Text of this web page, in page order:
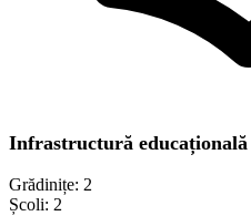
Infrastructură educațională
Grădinițe: 2
Școli: 2